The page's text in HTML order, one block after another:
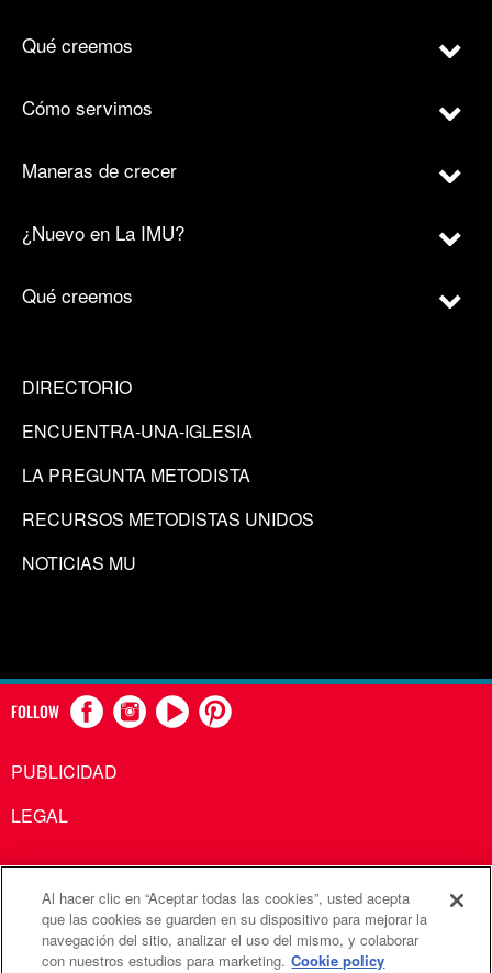
Qué creemos
Cómo servimos
Maneras de crecer
¿Nuevo en La IMU?
Qué creemos
DIRECTORIO
ENCUENTRA-UNA-IGLESIA
LA PREGUNTA METODISTA
RECURSOS METODISTAS UNIDOS
NOTICIAS MU
FOLLOW
PUBLICIDAD
LEGAL
Comunicaciones Metodistas Unidas es una agencia de la
Iglesia Metodista Unida
Al hacer clic en “Aceptar todas las cookies”, usted acepta
que las cookies se guarden en su dispositivo para mejorar la
navegación del sitio, analizar el uso del mismo, y colaborar
con nuestros estudios para marketing. Cookie policy